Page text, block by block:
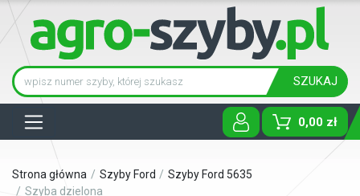
SZUKAJ
0,00 zł
Strona główna Szyby Ford
Szyby Ford 5635
Szyba dzielona